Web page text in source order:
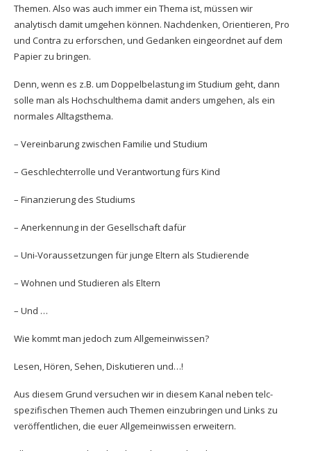
Themen. Also was auch immer ein Thema ist, müssen wir
analytisch damit umgehen können. Nachdenken, Orientieren, Pro
und Contra zu erforschen, und Gedanken eingeordnet auf dem
Papier zu bringen.
Denn, wenn es z.B. um Doppelbelastung im Studium geht, dann
solle man als Hochschulthema damit anders umgehen, als ein
normales Alltagsthema.
– Vereinbarung zwischen Familie und Studium
– Geschlechterrolle und Verantwortung fürs Kind
– Finanzierung des Studiums
– Anerkennung in der Gesellschaft dafür
– Uni-Voraussetzungen für junge Eltern als Studierende
– Wohnen und Studieren als Eltern
– Und …
Wie kommt man jedoch zum Allgemeinwissen?
Lesen, Hören, Sehen, Diskutieren und…!
Aus diesem Grund versuchen wir in diesem Kanal neben telc-
spezifischen Themen auch Themen einzubringen und Links zu
veröffentlichen, die euer Allgemeinwissen erweitern.